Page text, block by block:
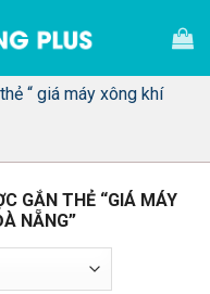
“ giá máy xông khí
GẮN THẺ “GIÁ MÁY
NẴNG”